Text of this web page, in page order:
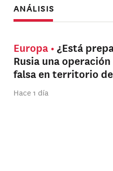
ANÁLISIS
Europa
¿Está
Rusia una
falsa en territorio de
Hace 1 día